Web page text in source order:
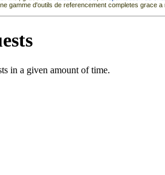
gamme d'outils de referencement completes grace a